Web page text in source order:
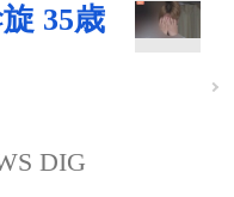
35歳
DIG